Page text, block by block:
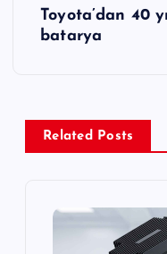
Toyota’dan 40
batarya
Related Posts